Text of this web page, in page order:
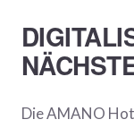
Die AMANO